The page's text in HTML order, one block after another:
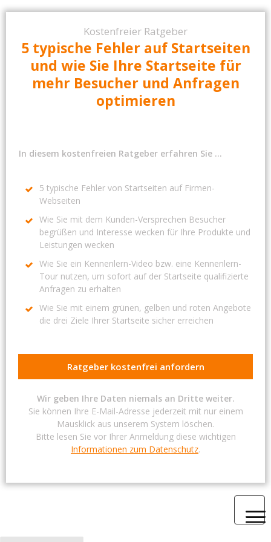
Kostenfre​​​​ier Ratgeber
5 typische Fehler auf Startseiten
und wie Sie Ihre Startseite für​​​​
mehr Besucher und Anfragen​​​​
optimieren
In diesem kostenfreien Ratgeber erfahren Sie ...
5 typische Fehler von Startseiten auf Firmen-
Webseiten
Wie Sie mit dem Kunden-Versprechen Besucher
begrüßen und Interesse wecken für Ihre Produkte und
Leistungen wecken
Wie Sie ein Kennenlern-Video bzw. eine Kennenlern-
Tour nutzen, um sofort auf der Startseite qualifizierte
Anfragen zu erhalten
Wie Sie mit einem grünen, gelben und roten Angebote
die drei Ziele Ihrer Startseite sicher erreichen
Ratgeber kostenfrei anfordern
Wir geben Ihre Daten niemals an Dritte weiter.
Sie können Ihre E-Mail-Adresse jederzeit mit nur einem
Mausklick aus unserem System löschen.
Bitte lesen Sie vor Ihrer Anmeldung diese wichtigen
Informationen zum Datenschutz.